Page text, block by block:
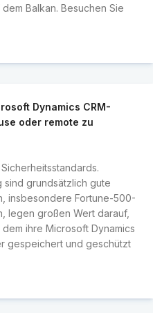
Balkan. Besuchen Sie
Dynamics CRM-
oder remote zu
sind grundsätzlich gute
insbesondere Fortune-500-
legen großen Wert darauf,
ihre Microsoft Dynamics
gespeichert und geschützt